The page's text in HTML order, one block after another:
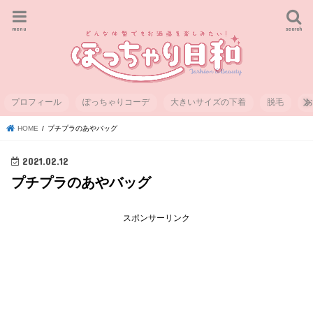
search
menu
プロフィール ぽっちゃりコーデ 大きいサイズの下着 脱毛
HOME プチプラのあやバッグ
2021.02.12
プチプラのあやバッグ
スポンサーリンク